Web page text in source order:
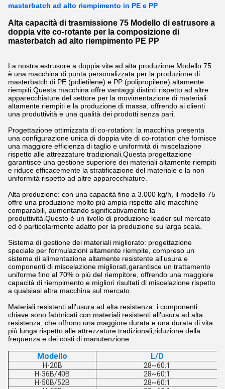
masterbatch ad alto riempimento in PE e PP
Alta capacità di trasmissione 75 Modello di estrusore a
doppia vite co-rotante per la composizione di
masterbatch ad alto riempimento PE PP
La nostra estrusore a doppia vite ad alta produzione Modello 75
è una macchina di punta personalizzata per la produzione di
masterbatch di PE (polietilene) e PP (polipropilene) altamente
riempiti.Questa macchina offre vantaggi distinti rispetto ad altre
apparecchiature del settore per la movimentazione di materiali
altamente riempiti e la produzione di massa, offrendo ai clienti
una produttività e una qualità dei prodotti senza pari.
Progettazione ottimizzata di co-rotation: la macchina presenta
una configurazione unica di doppia vite di co-rotation che fornisce
una maggiore efficienza di taglio e uniformità di miscelazione
rispetto alle attrezzature tradizionali.Questa progettazione
garantisce una gestione superiore dei materiali altamente riempiti
e riduce efficacemente la stratificazione del materiale e la non
uniformità rispetto ad altre apparecchiature.
Alta produzione: con una capacità fino a 3.000 kg/h, il modello 75
offre una produzione molto più ampia rispetto alle macchine
comparabili, aumentando significativamente la
produttività.Questo è un livello di produzione leader sul mercato
ed è particolarmente adatto per la produzione su larga scala.
Sistema di gestione dei materiali migliorato: progettazione
speciale per formulazioni altamente riempite, compreso un
sistema di alimentazione altamente resistente all'usura e
componenti di miscelazione migliorati,garantisce un trattamento
uniforme fino al 70% o più del riempitore, offrendo una maggiore
capacità di riempimento e migliori risultati di miscelazione rispetto
a qualsiasi altra macchina sul mercato.
Materiali resistenti all'usura ad alta resistenza: i componenti
chiave sono fabbricati con materiali resistenti all'usura ad alta
resistenza, che offrono una maggiore durata e una durata di vita
più lunga rispetto alle attrezzature tradizionali;riduzione della
frequenza e dei costi di manutenzione.
Modello L/D
H-20B
28~60:1
H-36B/40B
28~60:1
H-50B/52B
28~60:1